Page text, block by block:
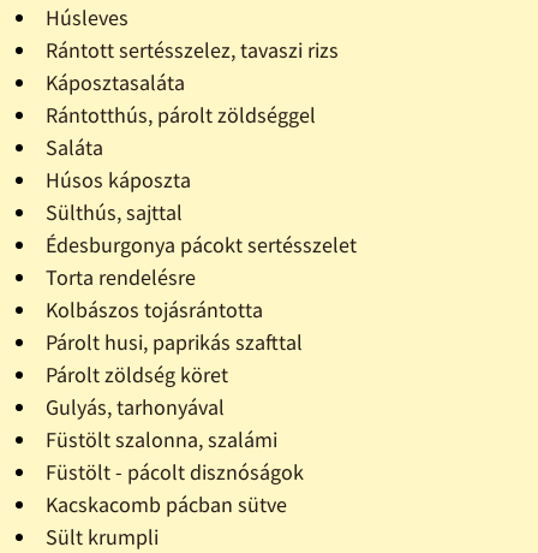
Húsleves
Rántott sertésszelez, tavaszi rizs
Káposztasaláta
Rántotthús, párolt zöldséggel
Saláta
Húsos káposzta
Sülthús, sajttal
Édesburgonya pácokt sertésszelet
Torta rendelésre
Kolbászos tojásrántotta
Párolt husi, paprikás szafttal
Párolt zöldség köret
Gulyás, tarhonyával
Füstölt szalonna, szalámi
Füstölt - pácolt disznóságok
Kacskacomb pácban sütve
Sült krumpli